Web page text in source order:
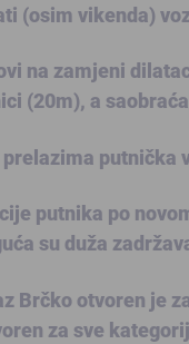
(osim vikenda)
na zamjeni
(20m), a
putnička
putnika po
su duža
Brčko otvoren je
za sve